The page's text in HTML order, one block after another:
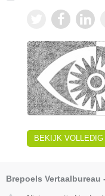
BEKIJK VOLLEDIG
Brepoels Vertaalbureau